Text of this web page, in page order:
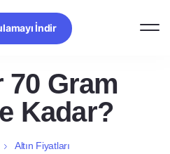
İndir
70 Gram
Kadar?
Altın Fiyatları